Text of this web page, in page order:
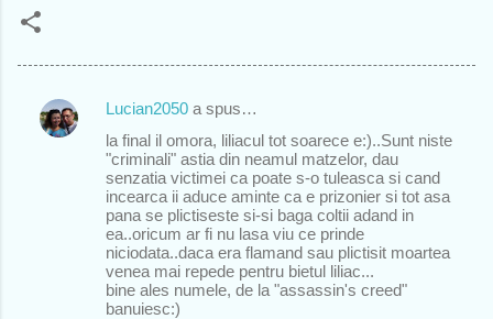
C
Lucian2050 a spus…
la final il omora, liliacul tot soarece e:)..Sunt niste
"criminali" astia din neamul matzelor, dau
senzatia victimei ca poate s-o tuleasca si cand
incearca ii aduce aminte ca e prizonier si tot asa
pana se plictiseste si-si baga coltii adand in
ea..oricum ar fi nu lasa viu ce prinde
niciodata..daca era flamand sau plictisit moartea
venea mai repede pentru bietul liliac...
bine ales numele, de la "assassin's creed"
banuiesc:)